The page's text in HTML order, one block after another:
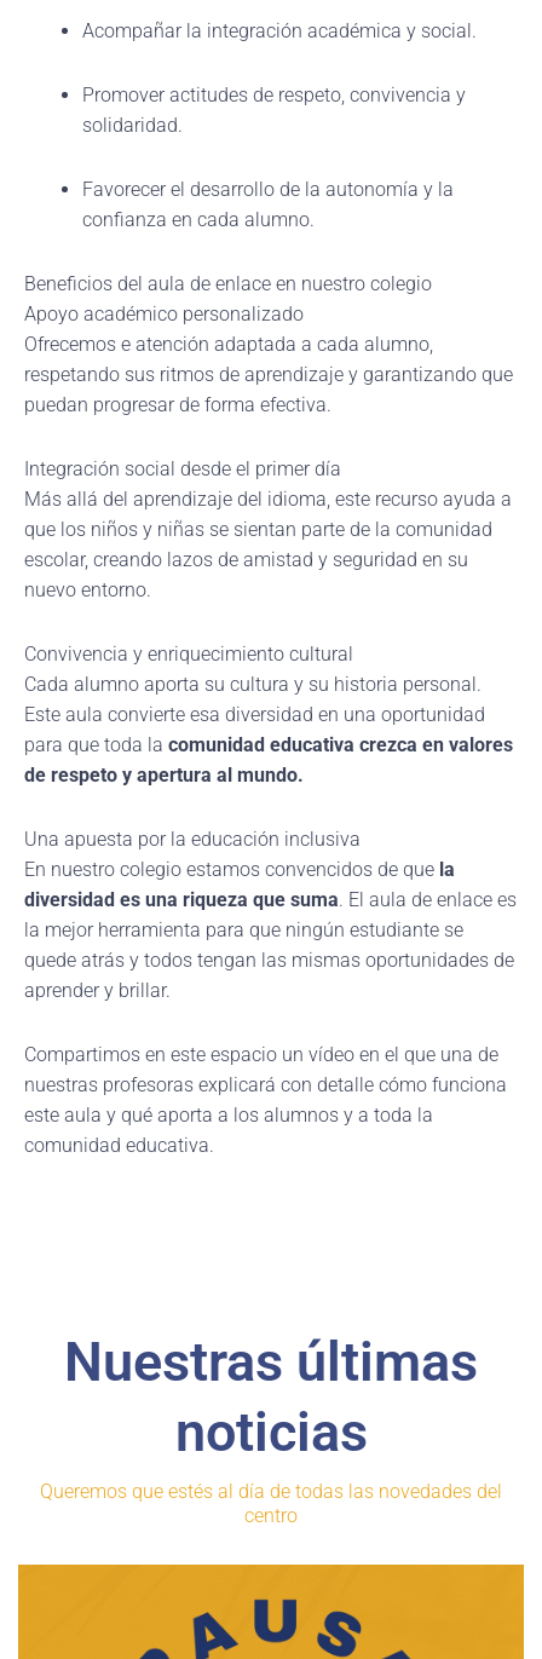
Acompañar la integración académica y social.
Promover actitudes de respeto, convivencia y
solidaridad.
Favorecer el desarrollo de la autonomía y la
confianza en cada alumno.
Beneficios del aula de enlace en nuestro colegio
Apoyo académico personalizado
Ofrecemos e atención adaptada a cada alumno,
respetando sus ritmos de aprendizaje y garantizando que
puedan progresar de forma efectiva.
Integración social desde el primer día
Más allá del aprendizaje del idioma, este recurso ayuda a
que los niños y niñas se sientan parte de la comunidad
escolar, creando lazos de amistad y seguridad en su
nuevo entorno.
Convivencia y enriquecimiento cultural
Cada alumno aporta su cultura y su historia personal.
Este aula convierte esa diversidad en una oportunidad
para que toda la comunidad educativa crezca en valores
de respeto y apertura al mundo.
Una apuesta por la educación inclusiva
En nuestro colegio estamos convencidos de que la
diversidad es una riqueza que suma. El aula de enlace es
la mejor herramienta para que ningún estudiante se
quede atrás y todos tengan las mismas oportunidades de
aprender y brillar.
Compartimos en este espacio un vídeo en el que una de
nuestras profesoras explicará con detalle cómo funciona
este aula y qué aporta a los alumnos y a toda la
comunidad educativa.
Nuestras últimas
noticias
Queremos que estés al día de todas las novedades del
centro